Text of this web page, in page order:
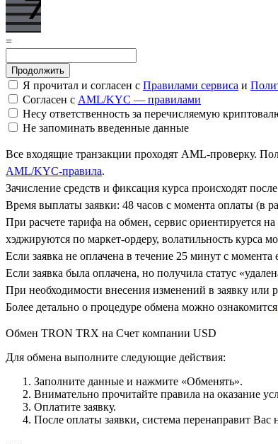
=
Я прочитал и согласен с Правилами сервиса и
Согласен с AML/KYC — правилами
Несу ответственность за перечисляемую
Не запоминать введенные данные
Все входящие транзакции проходят AML-проверку.
AML/KYC-правила.
Зачисление средств и фиксация курса происходят
Время выплаты заявки: 48 часов с момента оплаты (в
При расчете тарифа на обмен, сервис ориентируется
хэджируются по маркет-ордеру, волатильность курса
Если заявка не оплачена в течение 25 минут с момента
Если заявка была оплачена, но получила статус
При необходимости внесения изменений в заявку или
Более детально о процедуре обмена можно ознакомится
Обмен TRON TRX на Счет компании USD
Для обмена выполните следующие действия:
Заполните данные и нажмите «Обменять».
Внимательно прочитайте правила на оказание
Оплатите заявку.
После оплаты заявки, система перенаправит